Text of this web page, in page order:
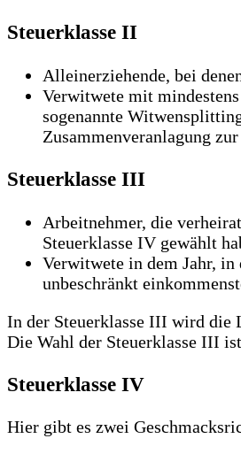
Steuerklasse II
Alleinerziehende, bei
Verwitwete mit
sogenannte
Zusammenveranlagung
Steuerklasse III
Arbeitnehmer, die
Steuerklasse IV gewählt
Verwitwete in dem Jahr, in
unbeschränkt
In der Steuerklasse III wird die
Die Wahl der Steuerklasse III
Steuerklasse IV
Hier gibt es zwei